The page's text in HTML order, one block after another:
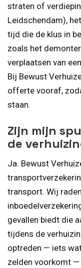
straten of
Leidschendam),
tijd die de klus in
zoals het
verplaatsen van
Bij Bewust
offerte vooraf,
staan.
Zijn mijn
de
Ja. Bewust
transport. Wij
gevallen biedt die
tijdens de
optreden — iets
zelden voorkomt